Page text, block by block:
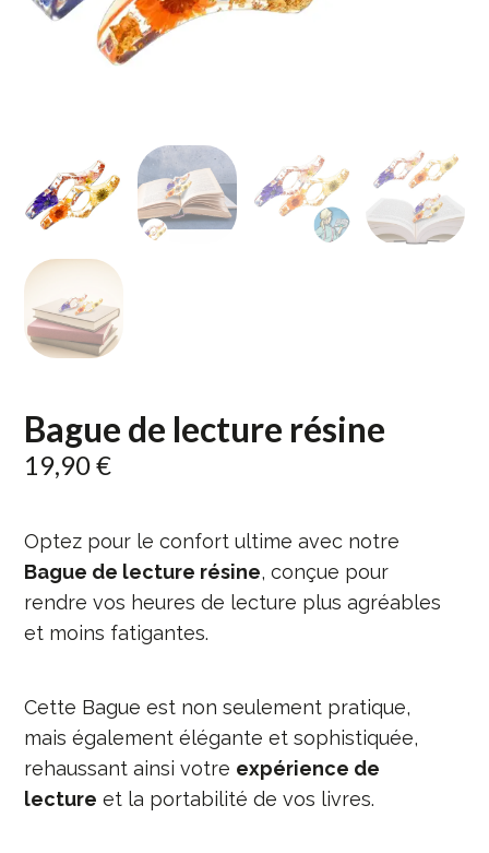
Bague de lecture résine
19,90€
Optez pour le confort ultime avec notre
Bague de lecture résine, conçue pour
rendre vos heures de lecture plus agréables
et moins fatigantes.
Cette Bague est non seulement pratique,
mais également élégante et sophistiquée,
rehaussant ainsi votre expérience de
lecture et la portabilité de vos livres.